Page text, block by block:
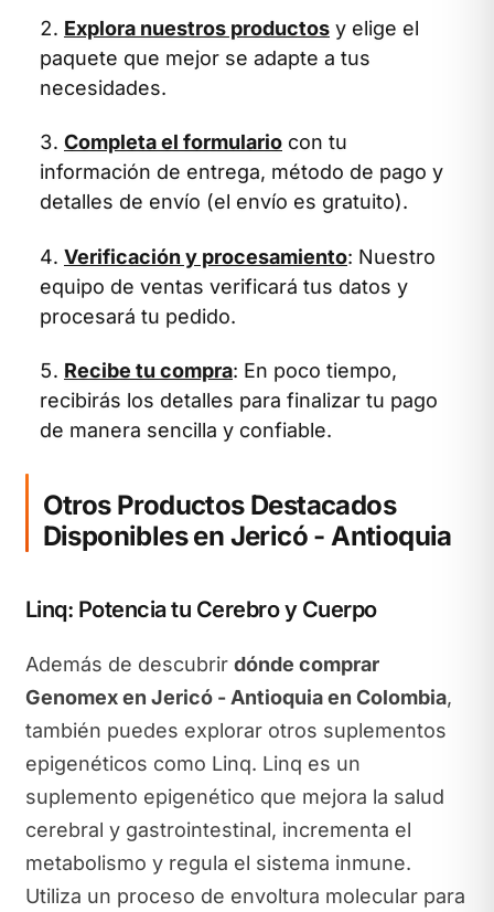
Explora nuestros productos y elige el
paquete que mejor se adapte a tus
necesidades.
Completa el formulario con tu
información de entrega, método de pago y
detalles de envío (el envío es gratuito).
Verificación y procesamiento: Nuestro
equipo de ventas verificará tus datos y
procesará tu pedido.
Recibe tu compra: En poco tiempo,
recibirás los detalles para finalizar tu pago
de manera sencilla y confiable.
Otros Productos Destacados
Disponibles en Jericó - Antioquia
Linq: Potencia tu Cerebro y Cuerpo
Además de descubrir dónde comprar
Genomex en Jericó - Antioquia en Colombia,
también puedes explorar otros suplementos
epigenéticos como Linq. Linq es un
suplemento epigenético que mejora la salud
cerebral y gastrointestinal, incrementa el
metabolismo y regula el sistema inmune.
Utiliza un proceso de envoltura molecular para